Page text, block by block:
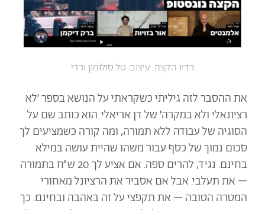
רדיו הקצה. עיצוב: טל סולומון ורדי
את ההסבר לזה גיליתי כשקראתי על הנושא בספר ׳לא
רציונאלי ולא במקרה׳ של דן אריאלי. הוא כותב שם על
הסוגיה של עבודה ללא תמורה, ומה קורה כשמציעים לך
סכום נמוך של כסף עבור משהו שהיית עושה במילא
בחינם. נגיד, להרים ספה. אם אציע לך 20 ש״ח בתמורה
– את תעלבי. אבל אם אסביר את הרציונל מאחורי
המטרה הטובה – את תקפצי על זה באהבה ובחינם. כך